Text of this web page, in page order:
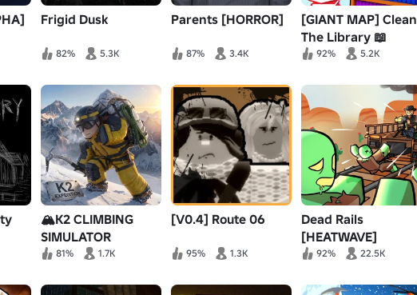
Frigid Dusk
82% 5.3K
Parents [HORROR]
87% 3.4K
[GIANT MAP] Clean
The Library 📖
92% 5.2K
🏔️K2 CLIMBING
SIMULATOR
81% 1.7K
[V0.4] Route 06
95% 1.3K
Dead Rails
[HEATWAVE]
92% 22.5K